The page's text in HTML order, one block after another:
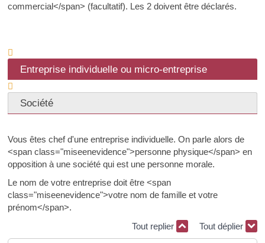
commercial</span> (facultatif). Les 2 doivent être déclarés.
Entreprise individuelle ou micro-entreprise
Société
Vous êtes chef d'une entreprise individuelle. On parle alors de
<span class="miseenevidence">personne physique</span> en
opposition à une société qui est une personne morale.
Le nom de votre entreprise doit être <span
class="miseenevidence">votre nom de famille et votre
prénom</span>.
Tout replier
Tout déplier